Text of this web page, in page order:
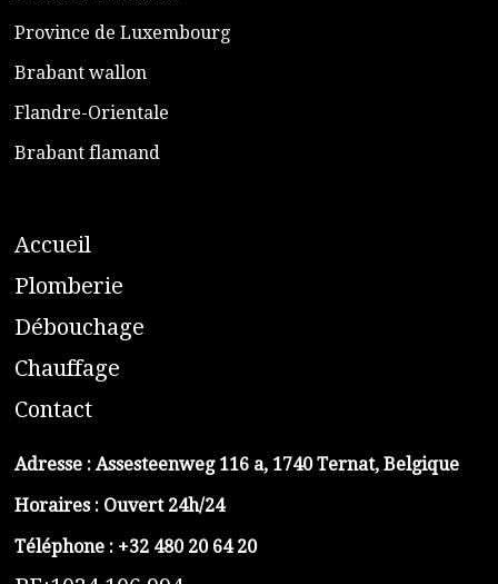
​Province de Luxembourg
​Brabant wallon
​Flandre-Orientale
​Brabant flamand
Accueil
​Plomberie
Débouchage
Chauffage
Contact
Adresse : Assesteenweg 116 a, 1740 Ternat, Belgique
Horaires : Ouvert 24h/24
Téléphone : +32 480 20 64 20